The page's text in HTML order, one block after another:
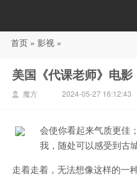
88影视
首页 » 影视 »
美国《代课老师》电影
魔方 2024-05-27 16:12:43
会使你看起来气质更佳
我，随处可以感受到古
走着走着，无法想像这样的一